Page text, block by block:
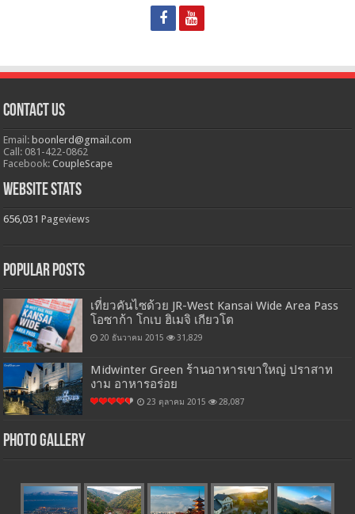
Contact Us
Email:boonlerd@gmail.com
Call: 081-422-0862
Facebook:CoupleScape
Website Stats
656,031 Pageviews
Popular Posts
เที่ยวคันไซด้วย JR-West Kansai Wide Area Pass
โอซาก้า โกเบ ฮิเมจิ เกียวโต
20 ธันวาคม 2015 31,829
Midwinter Green ร้านอาหารเขาใหญ่ ปราสาท
งาม อาหารอร่อย
23 ตุลาคม 2015 28,087
Photo Gallery